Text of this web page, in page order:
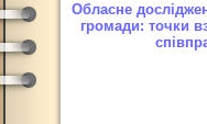
Обласне
громади: точки